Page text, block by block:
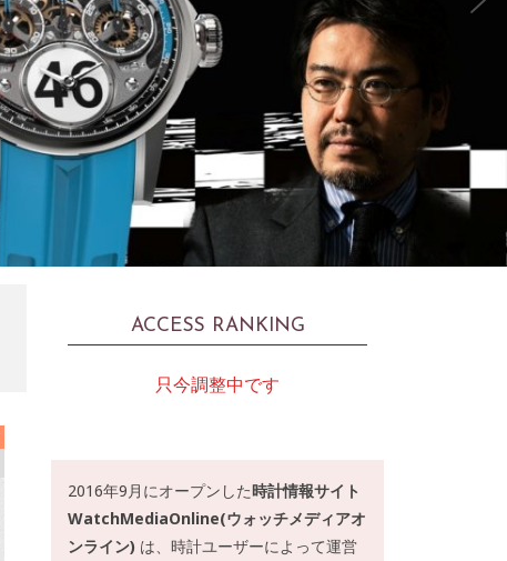
ACCESS RANKING
只今調整中です
2016年9月にオープンした時計情報サイト
WatchMediaOnline(ウォッチメディアオ
ンライン) は、時計ユーザーによって運営